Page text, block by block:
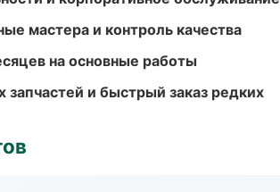
мастера и контроль качества
на основные работы
запчастей и быстрый заказ редких